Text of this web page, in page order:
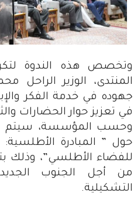
وتخصص هذه الندوة
المنتدى، الوزير
جهوده في خدمة الفكر
في تعزيز حوار الحضارات
حول ” المبادرة
للفضاء الأطلسي”، وذلك
من أجل الجنوب
التشكيلية.